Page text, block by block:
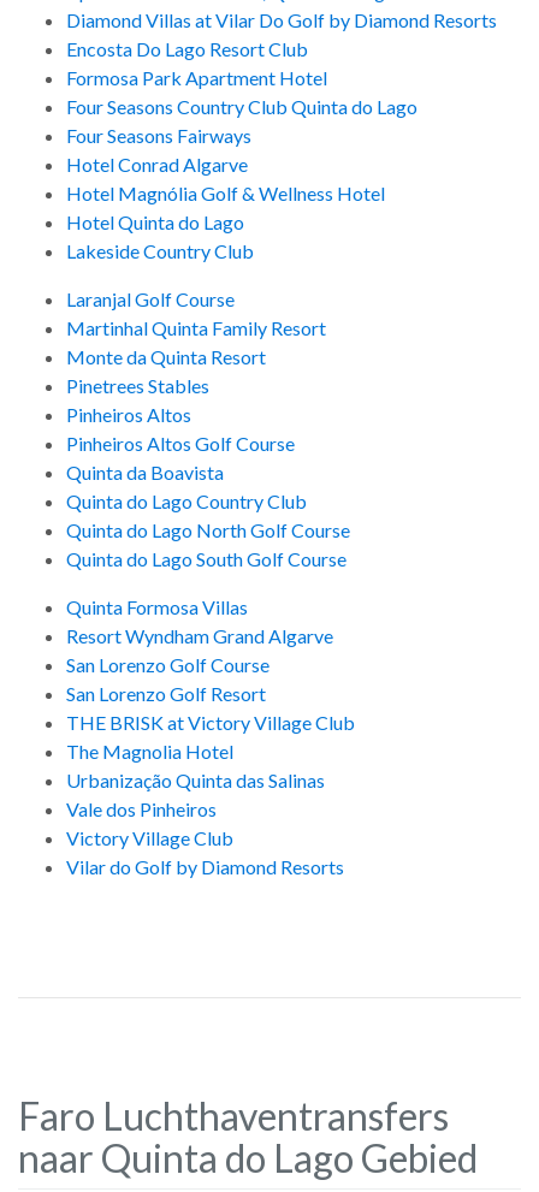
Diamond Villas at Vilar Do Golf by Diamond Resorts
Encosta Do Lago Resort Club
Formosa Park Apartment Hotel
Four Seasons Country Club Quinta do Lago
Four Seasons Fairways
Hotel Conrad Algarve
Hotel Magnólia Golf & Wellness Hotel
Hotel Quinta do Lago
Lakeside Country Club
Laranjal Golf Course
Martinhal Quinta Family Resort
Monte da Quinta Resort
Pinetrees Stables
Pinheiros Altos
Pinheiros Altos Golf Course
Quinta da Boavista
Quinta do Lago Country Club
Quinta do Lago North Golf Course
Quinta do Lago South Golf Course
Quinta Formosa Villas
Resort Wyndham Grand Algarve
San Lorenzo Golf Course
San Lorenzo Golf Resort
THE BRISK at Victory Village Club
The Magnolia Hotel
Urbanização Quinta das Salinas
Vale dos Pinheiros
Victory Village Club
Vilar do Golf by Diamond Resorts
Faro Luchthaventransfers
naar Quinta do Lago Gebied